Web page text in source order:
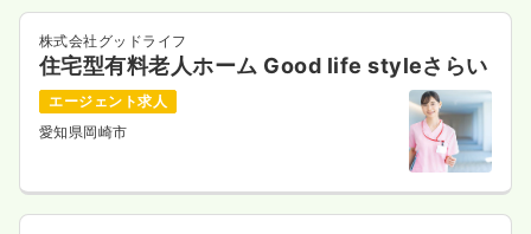
株式会社グッドライフ
住宅型有料老人ホーム Good life styleさらい
エージェント求人
愛知県岡崎市